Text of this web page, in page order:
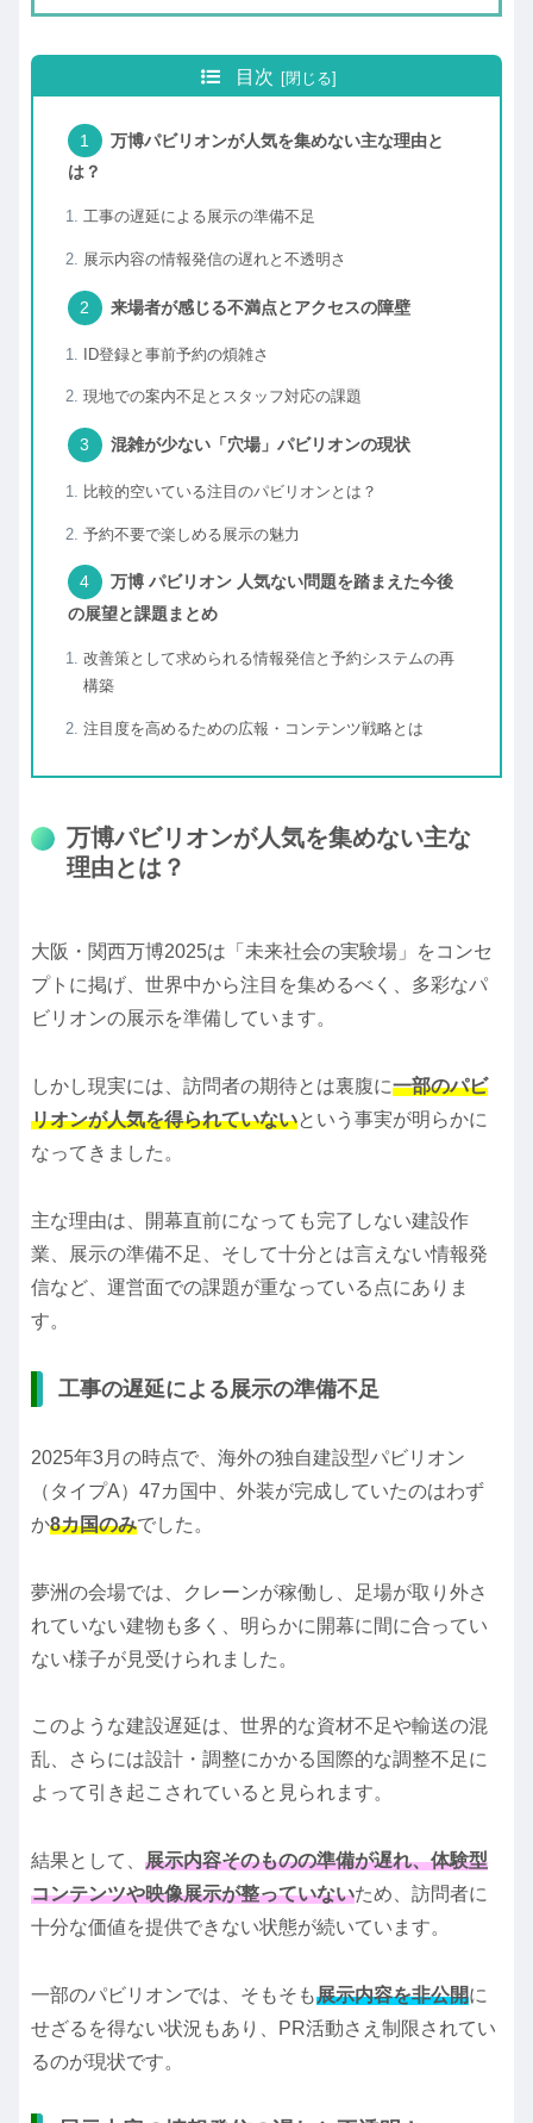
目次
万博パビリオンが人気を集めない主な理由と
は？
工事の遅延による展示の準備不足
展示内容の情報発信の遅れと不透明さ
来場者が感じる不満点とアクセスの障壁
ID登録と事前予約の煩雑さ
現地での案内不足とスタッフ対応の課題
混雑が少ない「穴場」パビリオンの現状
比較的空いている注目のパビリオンとは？
予約不要で楽しめる展示の魅力
万博 パビリオン 人気ない問題を踏まえた今後
の展望と課題まとめ
改善策として求められる情報発信と予約システムの再
構築
注目度を高めるための広報・コンテンツ戦略とは
万博パビリオンが人気を集めない主な
理由とは？
大阪・関西万博2025は「未来社会の実験場」をコンセ
プトに掲げ、世界中から注目を集めるべく、多彩なパ
ビリオンの展示を準備しています。
しかし現実には、訪問者の期待とは裏腹に一部のパビ
リオンが人気を得られていないという事実が明らかに
なってきました。
主な理由は、開幕直前になっても完了しない建設作
業、展示の準備不足、そして十分とは言えない情報発
信など、運営面での課題が重なっている点にありま
す。
工事の遅延による展示の準備不足
2025年3月の時点で、海外の独自建設型パビリオン
（タイプA）47カ国中、外装が完成していたのはわず
か8カ国のみでした。
夢洲の会場では、クレーンが稼働し、足場が取り外さ
れていない建物も多く、明らかに開幕に間に合ってい
ない様子が見受けられました。
このような建設遅延は、世界的な資材不足や輸送の混
乱、さらには設計・調整にかかる国際的な調整不足に
よって引き起こされていると見られます。
結果として、 展示内容そのものの準備が遅れ、体験型
コンテンツや映像展示が整っていないため、訪問者に
十分な価値を提供できない状態が続いています。
一部のパビリオンでは、そもそも展示内容を非公開に
せざるを得ない状況もあり、PR活動さえ制限されてい
るのが現状です。